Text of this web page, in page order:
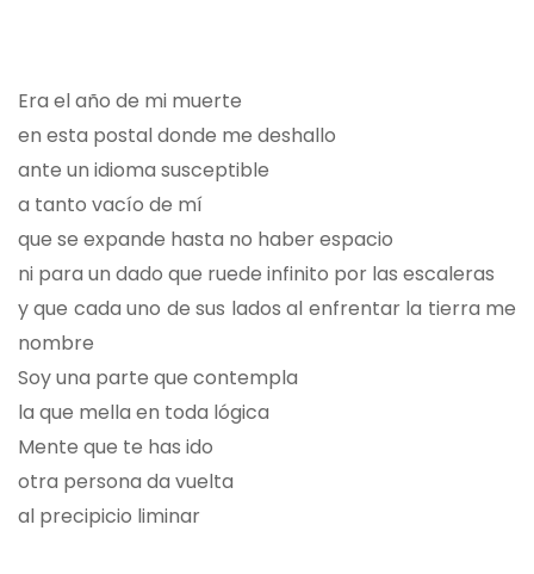
Era el año de mi muerte
en esta postal donde me deshallo
ante un idioma susceptible
a tanto vacío de mí
que se expande hasta no haber espacio
ni para un dado que ruede infinito por las escaleras
y que cada uno de sus lados al enfrentar la tierra me
nombre
Soy una parte que contempla
la que mella en toda lógica
Mente que te has ido
otra persona da vuelta
al precipicio liminar